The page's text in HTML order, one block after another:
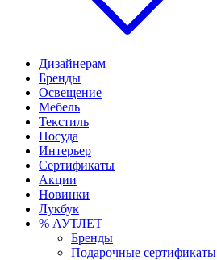
Дизайнерам
Бренды
Освещение
Мебель
Текстиль
Посуда
Интерьер
Сертификаты
Акции
Новинки
Лукбук
% АУТЛЕТ
Бренды
Подарочные сертификаты